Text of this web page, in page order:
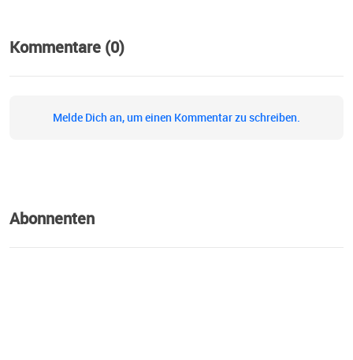
Kommentare (0)
Melde Dich an, um einen Kommentar zu schreiben.
Abonnenten